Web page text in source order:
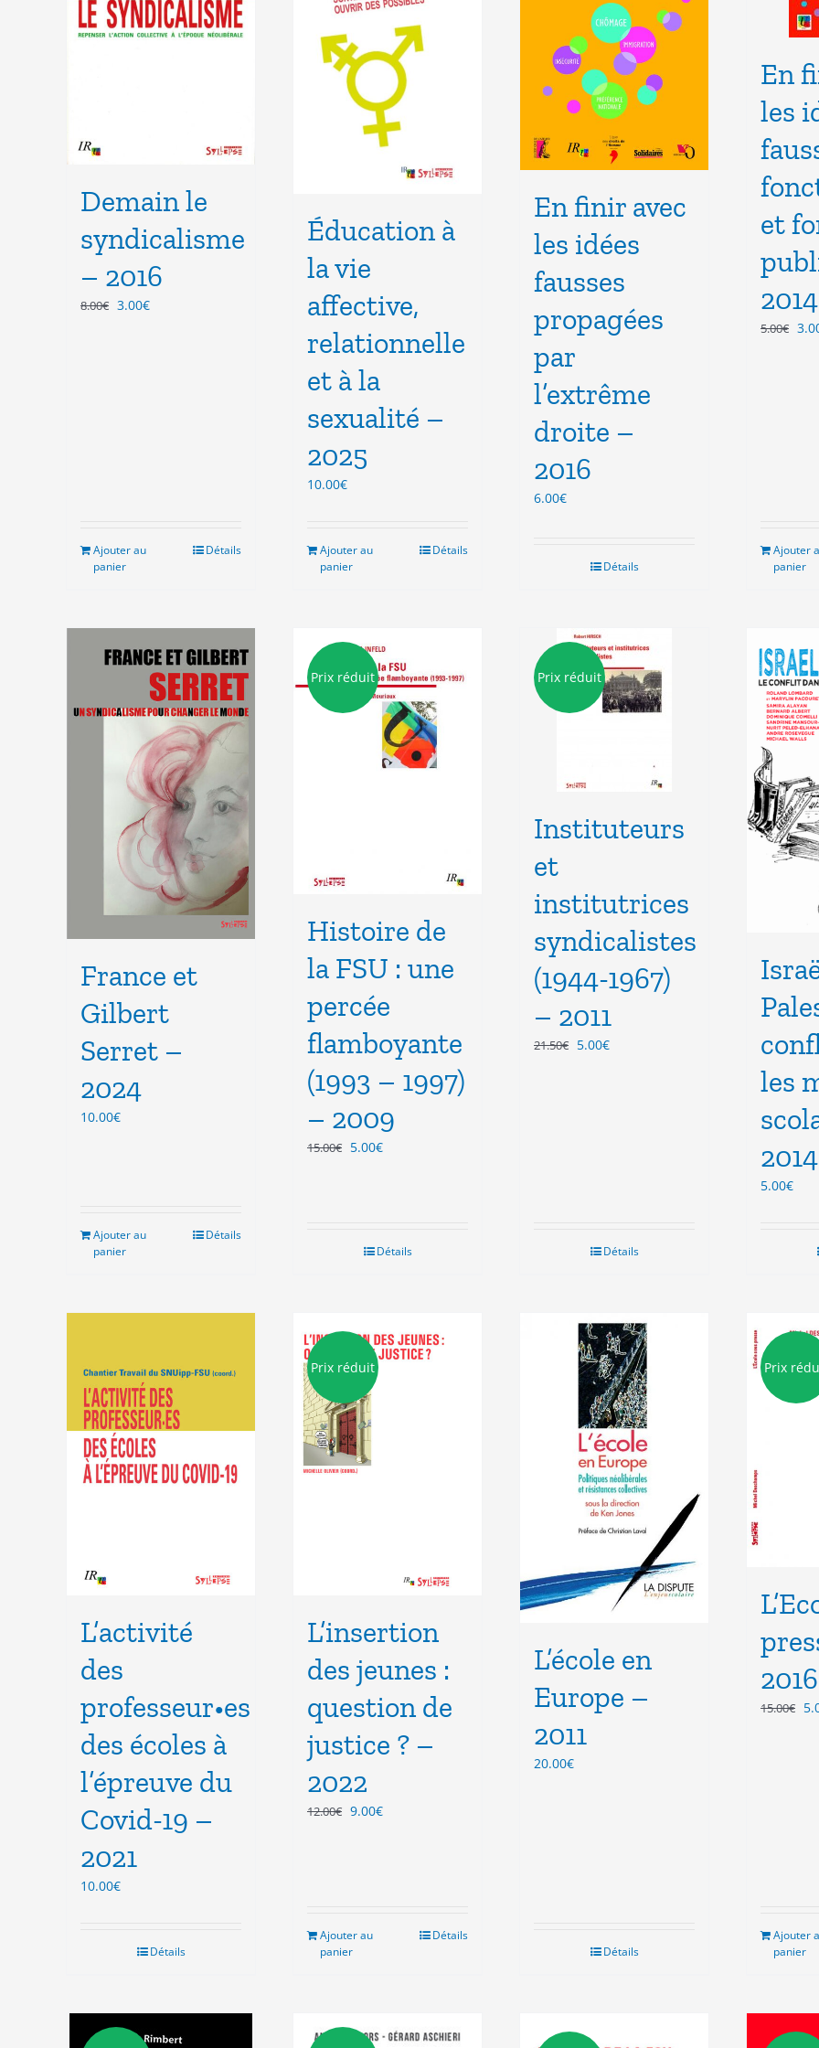
Demain le
syndicalisme
– 2016
8.00€ Le
3.00€Le
Ajouter au
panier
Détails
Éducation à
la vie
affective,
relationnelle
et à la
sexualité –
2025
10.00€
Ajouter au
panier
Détails
En finir avec
les idées
fausses
propagées
par
l’extrême
droite –
2016
6.00€
Détails
En
les
et
2014
5.00€ Le
Ajouter
panier
France et
Gilbert
Serret –
2024
10.00€
Ajouter au
panier
Détails
Prix réduit
Histoire de
la FSU : une
percée
flamboyante
(1993 – 1997)
– 2009
15.00€ Le
5.00€Le
Détails
Prix réduit
Instituteurs
et
institutrices
syndicalistes
(1944-1967)
– 2011
21.50€ Le
5.00€Le
Détails
les
2014
5.00€
L’activité
des
professeur•es
des écoles à
l’épreuve du
Covid-19 –
2021
10.00€
Détails
Prix réduit
L’insertion
des jeunes :
question de
justice ? –
2022
12.00€ Le
9.00€Le
Ajouter au
panier
Détails
L’école en
Europe –
2011
20.00€
Détails
Prix
2016
15.00€ Le
Ajouter
panier